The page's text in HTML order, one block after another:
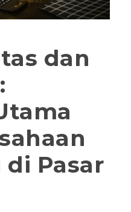
dan
Pasar